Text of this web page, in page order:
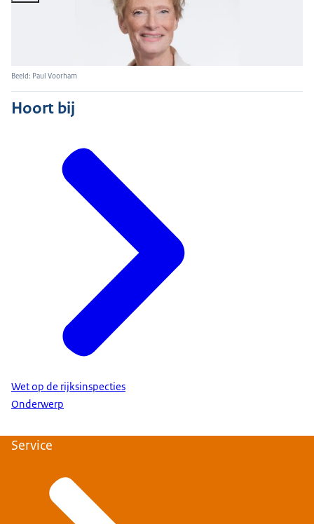
Beeld: Paul Voorham
Hoort bij
Wet op de rijksinspecties
Onderwerp
Service